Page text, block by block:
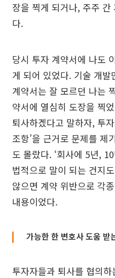
장을 찍게 되거나, 주주
다.
당시 투자 계약서에 나도
게 되어 있었다. 기술 개
계약서는 잘 모르던 나는
약서에 열심히 도장을 찍
퇴사하겠다고 말하자, 투
조항’을 근거로 문제를 제
도 몰랐다. ‘회사에 5년,
법적으로 말이 되는 건지
않으면 계약 위반으로 각
내용이었다.
가능한 한 변호사 도움 받
투자자들과 퇴사를 협의